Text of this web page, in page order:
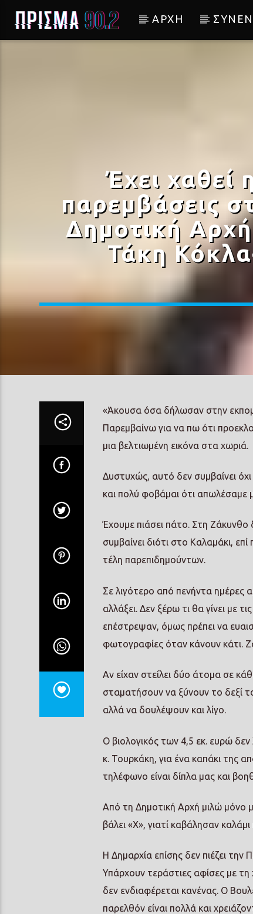
ΑΡΧΗ
Έχει χαθεί
παρεμβάσεις
Δημοτική
Τάκη
«Άκουσα όσα δήλωσαν στην
Παρεμβαίνω για να πω ότι
μια βελτιωμένη εικόνα στα χωριά.
Δυστυχώς, αυτό δεν συμβαίνει
και πολύ φοβάμαι ότι απωλέσαμε
Έχουμε πιάσει πάτο. Στη Ζάκυνθο
συμβαίνει διότι στο Καλαμάκι,
τέλη παρεπιδημούντων.
Σε λιγότερο από πενήντα ημέρες
αλλάξει. Δεν ξέρω τι θα γίνει με
επέστρεψαν, όμως πρέπει να
φωτογραφίες όταν κάνουν κάτι.
Αν είχαν στείλει δύο άτομα σε
σταματήσουν να ξύνουν το δεξί
αλλά να δουλέψουν και λίγο.
Ο βιολογικός των 4,5 εκ. ευρώ
κ. Τουρκάκη, για ένα καπάκι της
τηλέφωνο είναι δίπλα μας και
Από τη Δημοτική Αρχή μιλώ μόνο
βάλει «Χ», γιατί καβάλησαν
Η Δημαρχία επίσης δεν πιέζει
Υπάρχουν τεράστιες αφίσες με
δεν ενδιαφέρεται κανένας. Ο
παρελθόν είναι πολλά και